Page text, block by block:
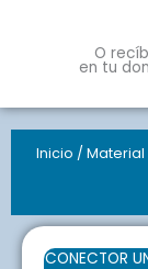
O
en tu
Inicio /
CONECTOR